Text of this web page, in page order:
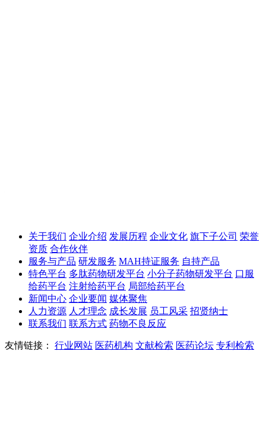
关于我们 企业介绍 发展历程 企业文化 旗下子公司 荣誉
资质 合作伙伴
服务与产品 研发服务 MAH持证服务 自持产品
特色平台 多肽药物研发平台 小分子药物研发平台 口服
给药平台 注射给药平台 局部给药平台
新闻中心 企业要闻 媒体聚焦
人力资源 人才理念 成长发展 员工风采 招贤纳士
联系我们 联系方式 药物不良反应
友情链接： 行业网站 医药机构 文献检索 医药论坛 专利检索